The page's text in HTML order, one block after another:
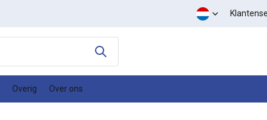
prijs kwaliteit verhouding
Overig Over ons